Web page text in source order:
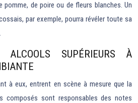
de poire ou de fleurs blanches. Un
par exemple, pourra révéler toute sa
ALCOOLS SUPÉRIEURS À
à eux, entrent en scène à mesure que la
composés sont responsables des notes